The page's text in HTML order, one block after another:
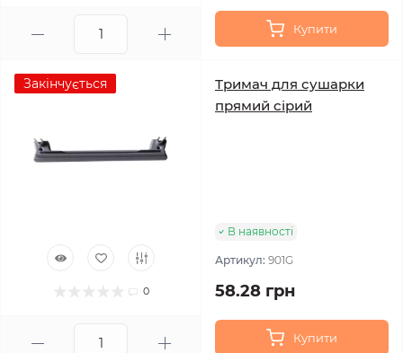
Купити
Закінчується
0
Тримач для сушарки
прямий сірий
В наявності
Артикул: 901G
58.28 грн
Купити